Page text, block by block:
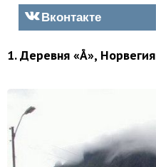
Вконтакте
1. Деревня «Å», Норвегия